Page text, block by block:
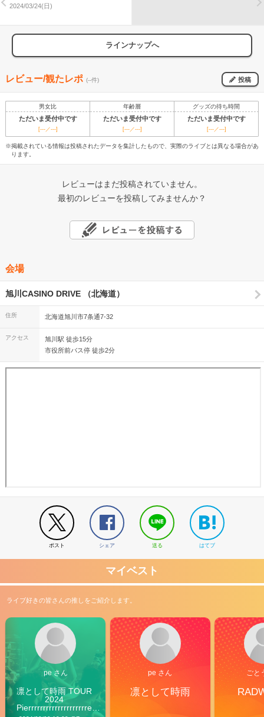
2024/03/24(日)
ラインナップへ
レビュー/観たレポ (--件) 投稿
男女比 年齢層 グッズの待ち時間
ただいま受付中です ただいま受付中です ただいま受付中です
[---／---] [---／---] [---／---]
※掲載されている情報は投稿されたデータを集計したもので、実際のライブとは異なる場合があ
ります。
レビューはまだ投稿されていません。
最初のレビューを投稿してみませんか？
会場
旭川CASINO DRIVE （北海道）
住所 北海道旭川市7条通7-32
アクセス
旭川駅 徒歩15分
市役所前バス停 徒歩2分
ポスト シェア 送る はてブ
マイベスト
ライブ好きの皆さんの推しをご紹介します。
pe さん
凛として時雨 TOUR
2024
Pierrrrrrrrrrrrrrrrrrrre
pe さん
凛として時雨
ごと